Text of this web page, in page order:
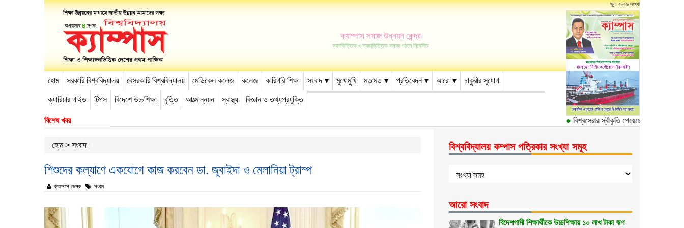
ক্যাম্পাস সমাজ উন্নয়ন কেন্দ্র
জ্ঞানভিত্তিক ও ন্যায়ভিত্তিক সমাজ গঠনে নিবেদিত
জুন, ২০২৬ সংখ্যা
হোম সরকারি বিশ্ববিদ্যালয় বেসরকারি বিশ্ববিদ্যালয় মেডিকেল কলেজ কলেজ কারিগরি শিক্ষা সংবাদ মুখোমুখি মতামত প্রতিবেদন আরো চাকুরীর সুযোগ
ক্যারিয়ার গাইড টিপস বিদেশে উচ্চশিক্ষা বৃত্তি আত্মোন্নয়ন স্বাস্থ্য বিজ্ঞান ও তথ্যপ্রযুক্তি
-->
বিশেষ খবর বিশ্বসেরার স্বীকৃতি পেয়েছে ঢাকা
হোম> সংবাদ
শিশুদের কল্যাণে একযোগে কাজ করবেন ডা. জুবাইদা ও মেলানিয়া ট্রাম্প
ক্যাম্পাস ডেস্ক সংবাদ
বিশ্ববিদ্যালয় কম্পাস পত্রিকার সংখ্যা সমূহ
আরো সংবাদ
বিদেশগামী শিক্ষার্থীকে উচ্চশিক্ষায় ১০ লাখ টাকা ঋণ